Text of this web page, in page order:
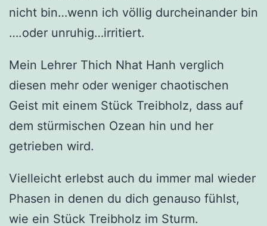
nicht bin…wenn ich völlig durcheinander bin
….oder unruhig…irritiert.
Mein Lehrer Thich Nhat Hanh verglich
diesen mehr oder weniger chaotischen
Geist mit einem Stück Treibholz, dass auf
dem stürmischen Ozean hin und her
getrieben wird.
Vielleicht erlebst auch du immer mal wieder
Phasen in denen du dich genauso fühlst,
wie ein Stück Treibholz im Sturm.